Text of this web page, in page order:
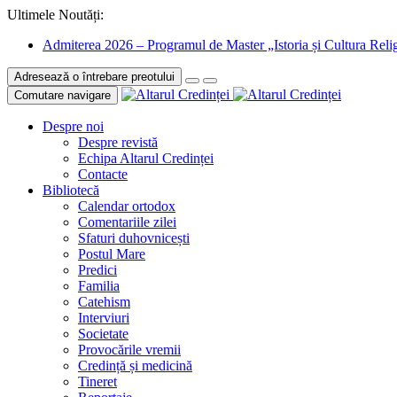
Ultimele Noutăți:
Admiterea 2026 – Programul de Master „Istoria și Cultura
Adresează o întrebare preotului
Comutare navigare
Despre noi
Despre revistă
Echipa Altarul Credinței
Contacte
Bibliotecă
Calendar ortodox
Comentariile zilei
Sfaturi duhovnicești
Postul Mare
Predici
Familia
Catehism
Interviuri
Societate
Provocările vremii
Credință și medicină
Tineret